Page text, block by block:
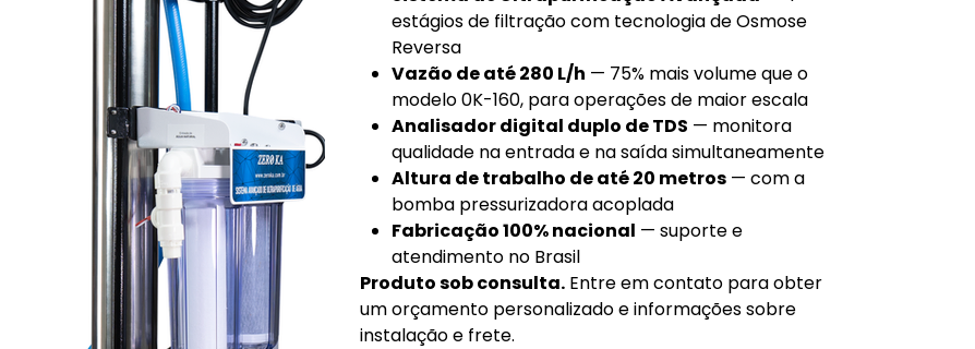
estágios de filtração com tecnologia de Osmose
Reversa
Vazão de até 280 L/h — 75% mais volume que o
modelo 0K-160, para operações de maior escala
Analisador digital duplo de TDS — monitora
qualidade na entrada e na saída simultaneamente
Altura de trabalho de até 20 metros— com a
bomba pressurizadora acoplada
Fabricação 100% nacional — suporte e
atendimento no Brasil
Produto sob consulta. Entre em contato para obter
um orçamento personalizado e informações sobre
instalação e frete.